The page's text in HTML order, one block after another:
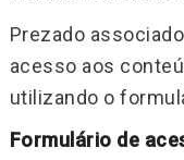
Prezado
acesso aos
utilizando o
Formulário de